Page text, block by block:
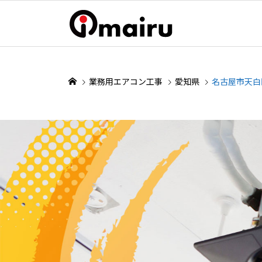
業務用エアコン工事 愛知県 名古屋市天